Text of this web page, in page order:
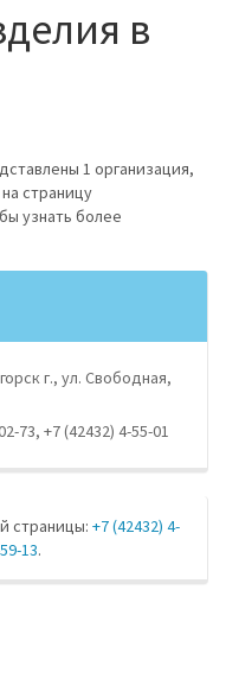
в
1 организация,
страницу
узнать более
г., ул. Свободная,
73, +7 (42432) 4-55-01
страницы: +7 (42432) 4-
13.